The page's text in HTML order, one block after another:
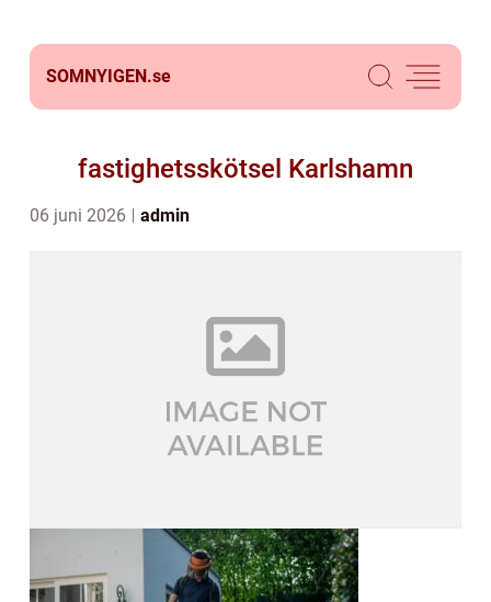
SOMNYIGEN.se
fastighetsskötsel Karlshamn
06 juni 2026 admin